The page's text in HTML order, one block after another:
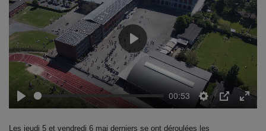
Emplois
Notre offre d'enseignement (2026)
Stages
Play
00:53
Settings
PIP
Enter
Play
Les jeudi 5 et vendredi 6 mai derniers se ont déroulées les